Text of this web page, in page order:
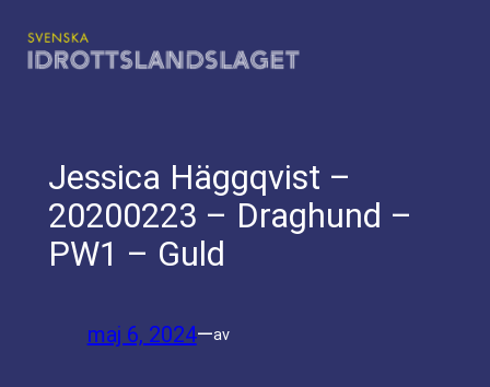
till
Jessica Häggqvist –
20200223 – Draghund –
PW1 – Guld
maj 6, 2024—av